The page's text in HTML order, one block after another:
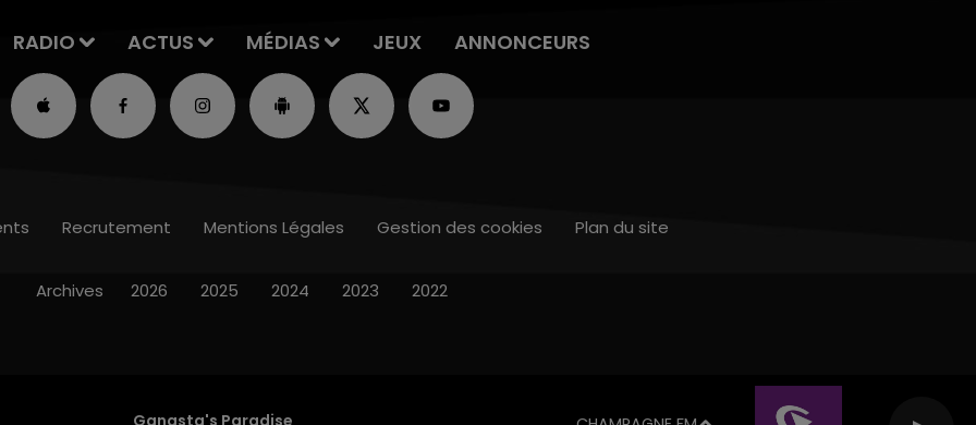
RADIO ACTUS MÉDIAS JEUX ANNONCEURS
Gangsta's Paradise
Recrutement Mentions Légales Gestion des cookies Plan du site
Archives 2026 2025 2024 2023 2022